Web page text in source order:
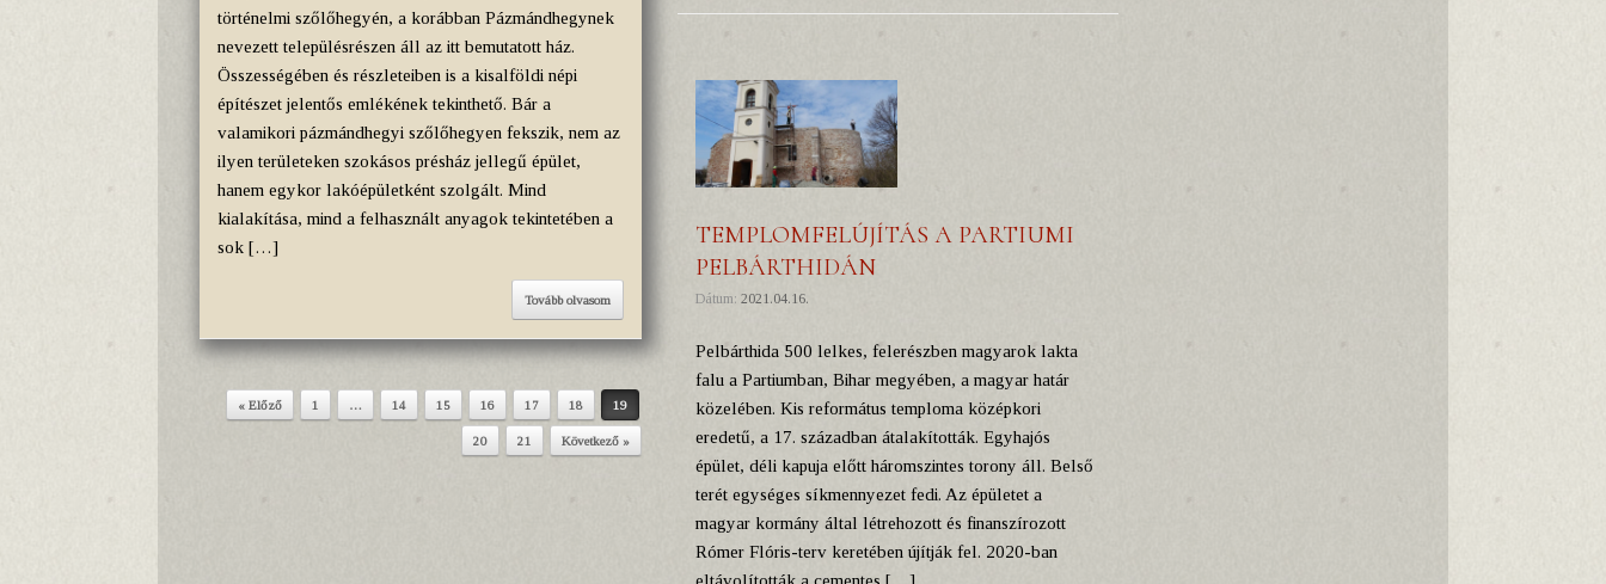
történelmi szőlőhegyén, a korábban Pázmándhegynek
nevezett településrészen áll az itt bemutatott ház.
Összességében és részleteiben is a kisalföldi népi
építészet jelentős emlékének tekinthető. Bár a
valamikori pázmándhegyi szőlőhegyen fekszik, nem az
ilyen területeken szokásos présház jellegű épület,
hanem egykor lakóépületként szolgált. Mind
kialakítása, mind a felhasznált anyagok tekintetében a
sok […]
Tovább olvasom
Post navigation
« Előző 1 … 14 15 16 17 18 19
20 21 Következő »
TEMPLOMFELÚJÍTÁS A PARTIUMI
PELBÁRTHIDÁN
Dátum: 2021.04.16.
Pelbárthida 500 lelkes, felerészben magyarok lakta
falu a Partiumban, Bihar megyében, a magyar határ
közelében. Kis református temploma középkori
eredetű, a 17. században átalakították. Egyhajós
épület, déli kapuja előtt háromszintes torony áll. Belső
terét egységes síkmennyezet fedi. Az épületet a
magyar kormány által létrehozott és finanszírozott
Rómer Flóris-terv keretében újítják fel. 2020-ban
eltávolították a cementes […]